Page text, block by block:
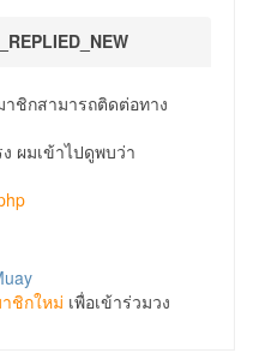
าชิกสามารถติดต่อทาง
ผมเข้าไปดูพบว่า
ชิกใหม่ เพื่อเข้าร่วมวง